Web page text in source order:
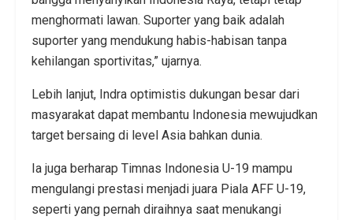
menghormati lawan. Suporter yang baik adalah
suporter yang mendukung habis-habisan tanpa
kehilangan sportivitas,” ujarnya.
Lebih lanjut, Indra optimistis dukungan besar dari
masyarakat dapat membantu Indonesia mewujudkan
target bersaing di level Asia bahkan dunia.
Ia juga berharap Timnas Indonesia U-19 mampu
mengulangi prestasi menjadi juara Piala AFF U-19,
seperti yang pernah diraihnya saat menukangi